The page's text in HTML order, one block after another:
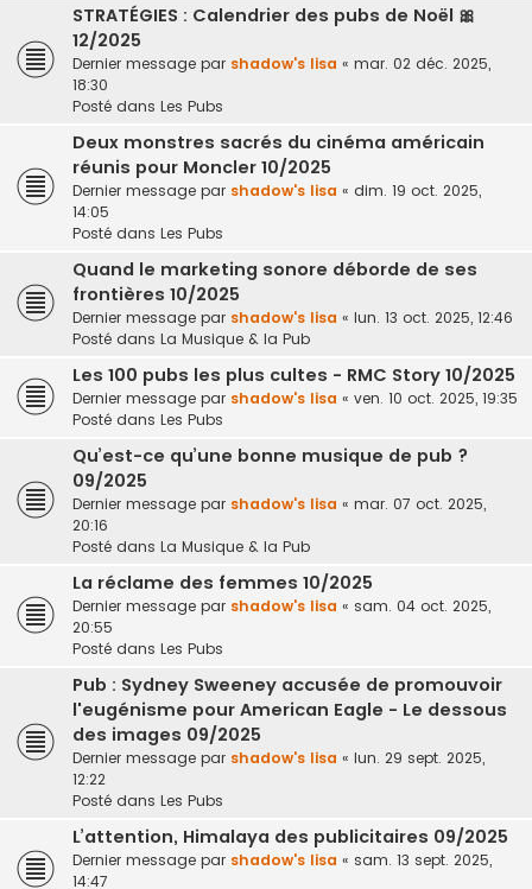
STRATÉGIES : Calendrier des pubs de Noël 🎀
12/2025
Dernier message par shadow's lisa « mar. 02 déc. 2025,
18:30
Posté dans Les Pubs
Deux monstres sacrés du cinéma américain
réunis pour Moncler 10/2025
Dernier message par shadow's lisa « dim. 19 oct. 2025,
14:05
Posté dans Les Pubs
Quand le marketing sonore déborde de ses
frontières 10/2025
Dernier message par shadow's lisa « lun. 13 oct. 2025, 12:46
Posté dans La Musique & la Pub
Les 100 pubs les plus cultes - RMC Story 10/2025
Dernier message par shadow's lisa « ven. 10 oct. 2025, 19:35
Posté dans Les Pubs
Qu’est-ce qu’une bonne musique de pub ?
09/2025
Dernier message par shadow's lisa « mar. 07 oct. 2025,
20:16
Posté dans La Musique & la Pub
La réclame des femmes 10/2025
Dernier message par shadow's lisa « sam. 04 oct. 2025,
20:55
Posté dans Les Pubs
Pub : Sydney Sweeney accusée de promouvoir
l'eugénisme pour American Eagle - Le dessous
des images 09/2025
Dernier message par shadow's lisa « lun. 29 sept. 2025,
12:22
Posté dans Les Pubs
L’attention, Himalaya des publicitaires 09/2025
Dernier message par shadow's lisa « sam. 13 sept. 2025,
14:47